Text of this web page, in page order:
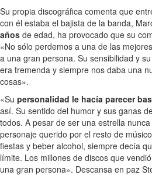
Su propia discográfica comenta que
con él estaba el bajista de la banda,
años de edad, ha provocado que su
«No sólo perdemos a una de las
a una gran persona. Su sensibilidad y
era tremenda y siempre nos daba una
cosas».
«Su personalidad le hacía parecer
así. Su sentido del humor y sus ganas
todos. A pesar de ser una estrella
personaje querido por el resto de
fiestas y beber alcohol, siempre decía
límite. Los millones de discos que
una gran persona». Descansa en paz